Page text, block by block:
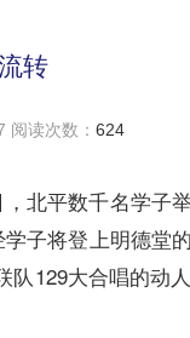
转
阅读次数：624
，北平数千名学子
子将登上明德堂
队129大合唱的动